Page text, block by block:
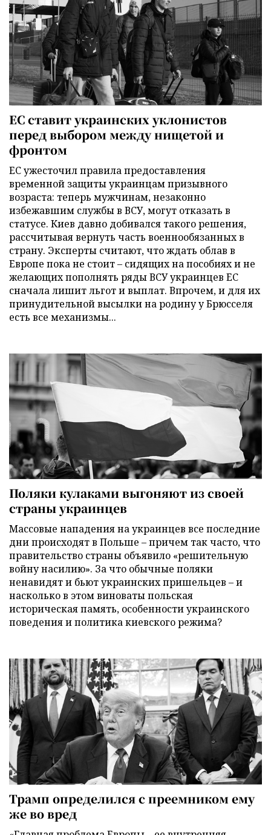
ЕС ставит украинских уклонистов
перед выбором между нищетой и
фронтом
ЕС ужесточил правила предоставления
временной защиты украинцам призывного
возраста: теперь мужчинам, незаконно
избежавшим службы в ВСУ, могут отказать в
статусе. Киев давно добивался такого решения,
рассчитывая вернуть часть военнообязанных в
страну. Эксперты считают, что ждать облав в
Европе пока не стоит – сидящих на пособиях и не
желающих пополнять ряды ВСУ украинцев ЕС
сначала лишит льгот и выплат. Впрочем, и для их
принудительной высылки на родину у Брюсселя
есть все механизмы...
Поляки кулаками выгоняют из своей
страны украинцев
Массовые нападения на украинцев все последние
дни происходят в Польше – причем так часто, что
правительство страны объявило «решительную
войну насилию». За что обычные поляки
ненавидят и бьют украинских пришельцев – и
насколько в этом виноваты польская
историческая память, особенности украинского
поведения и политика киевского режима?
Трамп определился с преемником ему
же во вред